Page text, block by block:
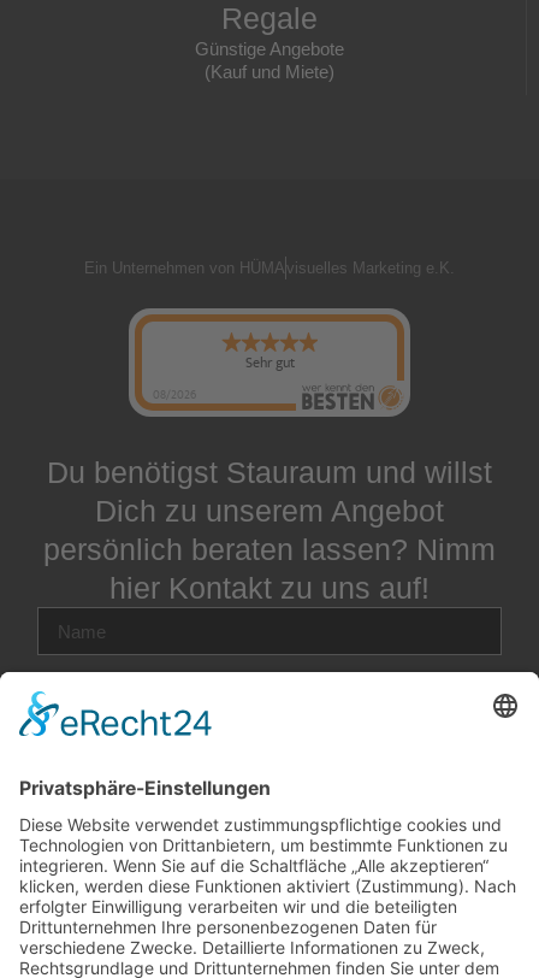
Regale
Günstige Angebote
(Kauf und Miete)
Ein Unternehmen von HÜMAvisuelles Marketing e.K.
Sehr gut
08/2026
Du benötigst Stauraum und willst
Dich zu unserem Angebot
persönlich beraten lassen? Nimm
hier Kontakt zu uns auf!